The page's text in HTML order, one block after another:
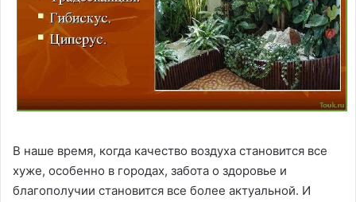
В наше время, когда качество воздуха становится все
хуже, особенно в городах, забота о здоровье и
благополучии становится все более актуальной. И